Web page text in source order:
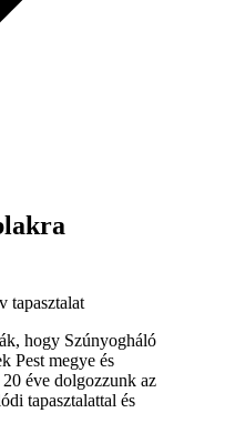
tapasztalat
hogy Szúnyogháló
Pest megye és
éve dolgozzunk az
tapasztalattal és